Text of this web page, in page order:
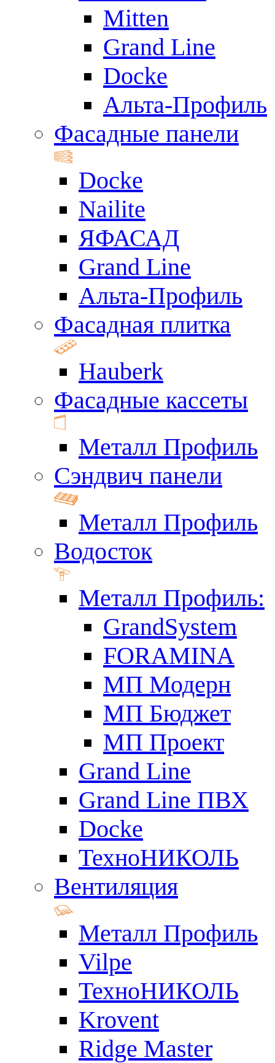
Mitten
Grand Line
Docke
Альта-Профиль
Фасадные панели
Docke
Nailite
ЯФАСАД
Grand Line
Альта-Профиль
Фасадная плитка
Hauberk
Фасадные кассеты
Металл Профиль
Сэндвич панели
Металл Профиль
Водосток
Металл Профиль:
GrandSystem
FORAMINA
МП Модерн
МП Бюджет
МП Проект
Grand Line
Grand Line ПВХ
Docke
ТехноНИКОЛЬ
Вентиляция
Металл Профиль
Vilpe
ТехноНИКОЛЬ
Krovent
Ridge Master